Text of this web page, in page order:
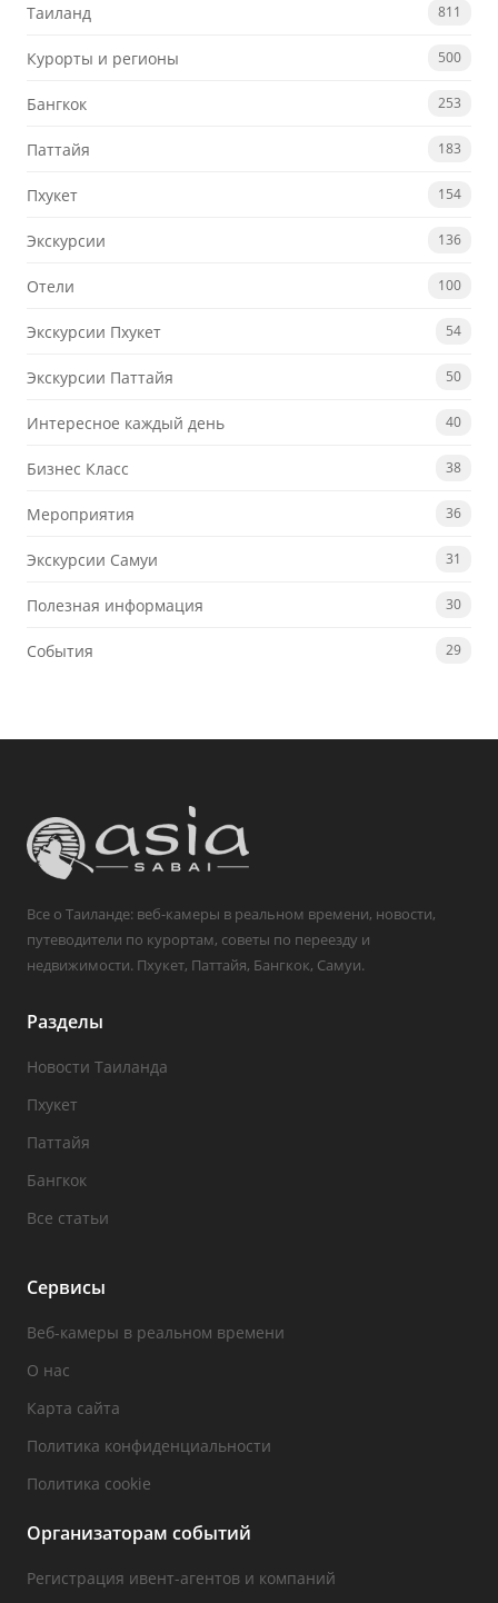
Таиланд 811
Курорты и регионы 500
Бангкок 253
Паттайя 183
Пхукет 154
Экскурсии 136
Отели 100
Экскурсии Пхукет 54
Экскурсии Паттайя 50
Интересное каждый день 40
Бизнес Класс 38
Мероприятия 36
Экскурсии Самуи 31
Полезная информация 30
События 29
Все о Таиланде: веб-камеры в реальном времени, новости,
путеводители по курортам, советы по переезду и
недвижимости. Пхукет, Паттайя, Бангкок, Самуи.
Разделы
Новости Таиланда
Пхукет
Паттайя
Бангкок
Все статьи
Сервисы
Веб-камеры в реальном времени
О нас
Карта сайта
Политика конфиденциальности
Политика cookie
Организаторам событий
Регистрация ивент-агентов и компаний